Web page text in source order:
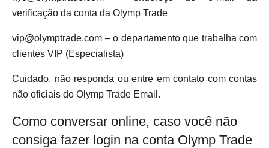
verificação da conta da Olymp Trade
vip@olymptrade.com – o departamento que trabalha com
clientes VIP (Especialista)
Cuidado, não responda ou entre em contato com contas
não oficiais do Olymp Trade Email.
Como conversar online, caso você não
consiga fazer login na conta Olymp Trade